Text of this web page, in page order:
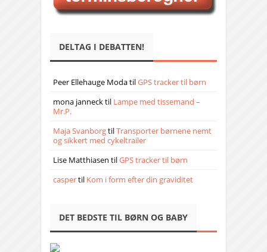
DELTAG I DEBATTEN!
Peer Ellehauge ModatilGPS tracker til børn
mona jannecktil Lampe med tissemand –
Mr.P.
Maja SvanborgtilTransporter børnene nemt
og sikkert med cykeltrailer
Lise Matthiasen tilGPS tracker til børn
caspertil Kom i form efter din graviditet
DET BEDSTE TIL BØRN OG BABY